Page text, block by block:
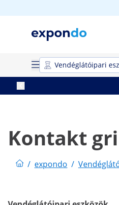
Vendéglátóipari
Kontakt
/ expondo /